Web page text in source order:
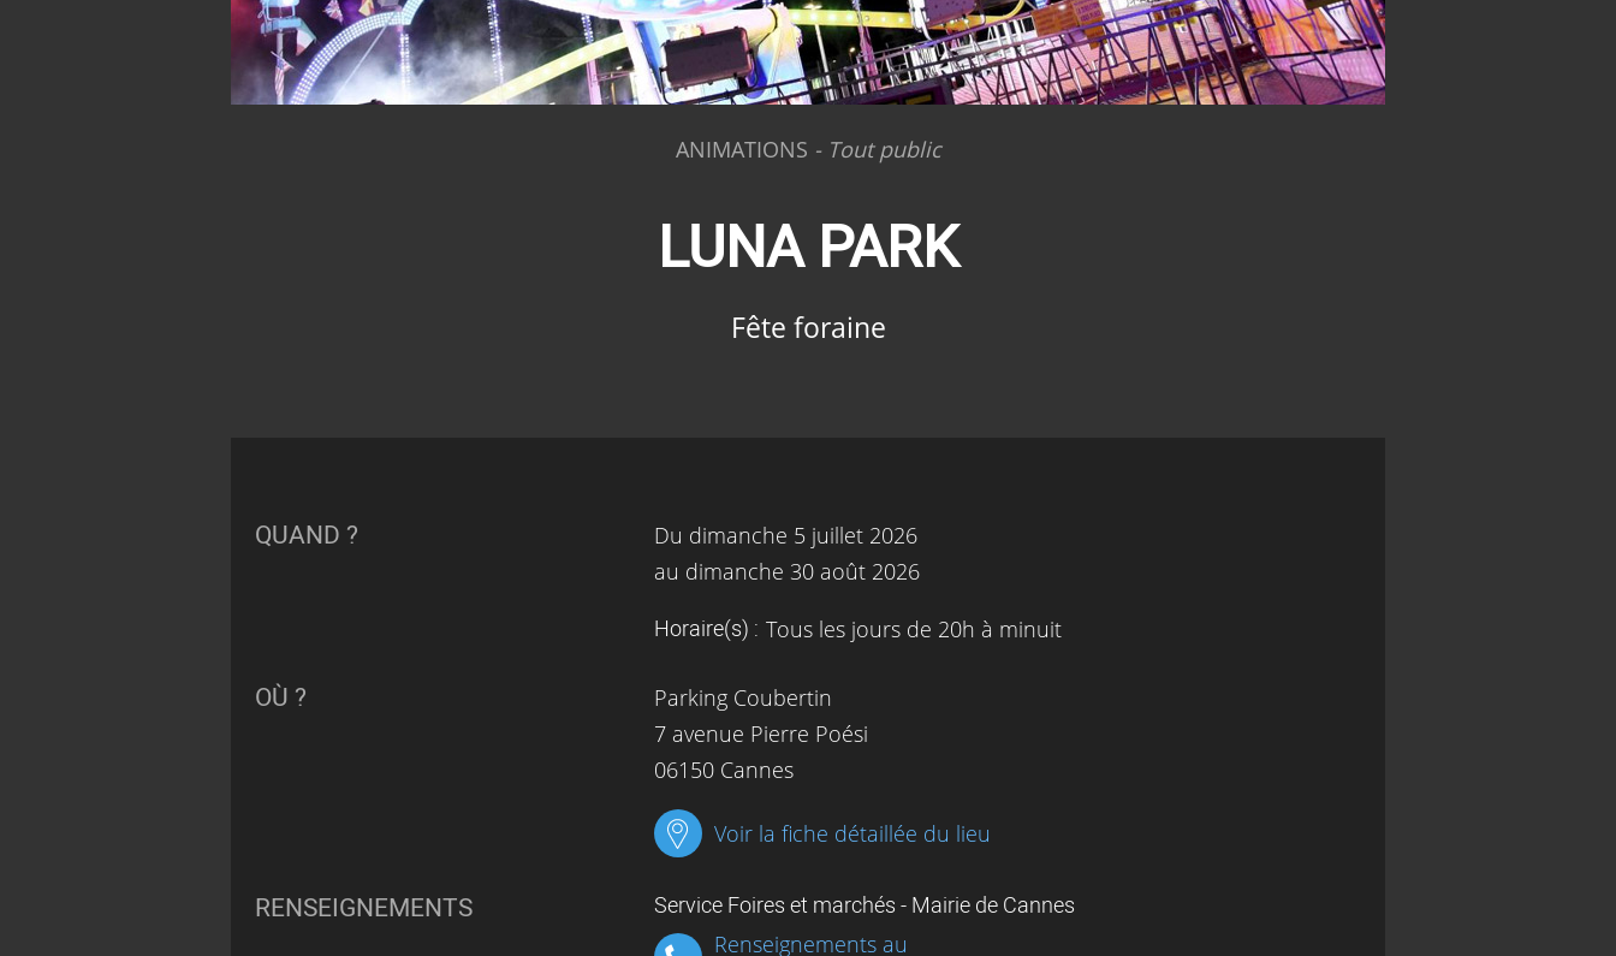
ANIMATIONS Tout public
LUNA PARK
Fête foraine
QUAND ? Du dimanche 5 juillet 2026
au dimanche 30 août 2026
Horaire(s) : Tous les jours de 20h à minuit
OÙ ?
Parking Coubertin
7 avenue Pierre Poési
06150 Cannes
Voir la fiche détaillée du lieu
RENSEIGNEMENTS Service Foires et marchés - Mairie de Cannes
Renseignements au